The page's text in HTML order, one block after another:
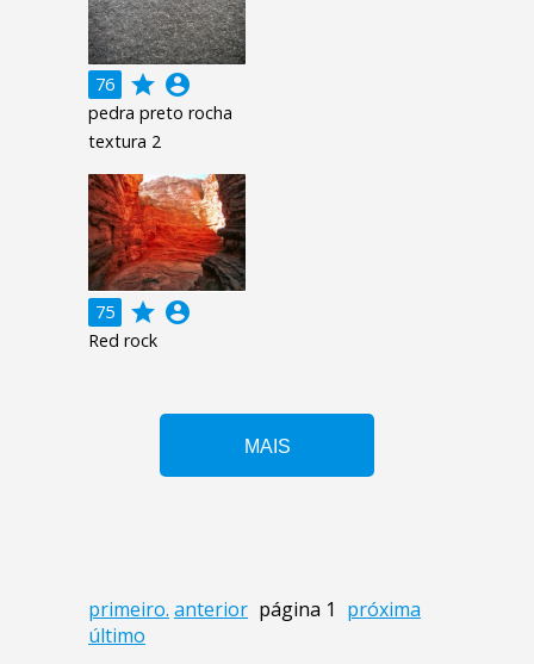
76 grade account_circle
pedra preto rocha
textura 2
75 grade account_circle
Red rock
primeiro. anterior página 1 próxima
último